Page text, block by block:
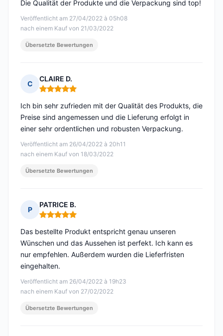
Veröffentlicht am 27/04/2022 à 05h08
nach einem Kauf von 21/03/2022
Die Qualität der Produkte und die Verpackung sind top!
Übersetzte Bewertungen
C
CLAIRE D.
Hinweis: 5 von 5
Veröffentlicht am 26/04/2022 à 20h11
nach einem Kauf von 18/03/2022
Ich bin sehr zufrieden mit der Qualität des Produkts, die
Preise sind angemessen und die Lieferung erfolgt in
einer sehr ordentlichen und robusten Verpackung.
Übersetzte Bewertungen
P
PATRICE B.
Hinweis: 5 von 5
Veröffentlicht am 26/04/2022 à 19h23
nach einem Kauf von 27/02/2022
Das bestellte Produkt entspricht genau unseren
Wünschen und das Aussehen ist perfekt. Ich kann es
nur empfehlen. Außerdem wurden die Lieferfristen
eingehalten.
Übersetzte Bewertungen